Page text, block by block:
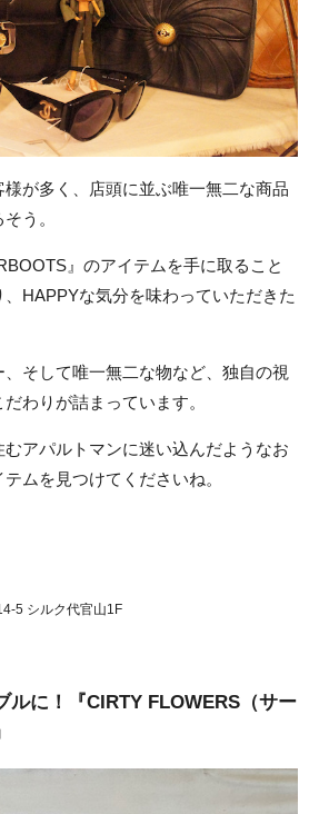
が多く、店頭に並ぶ唯一無二な商品
う。
』のアイテムを手に取ること
HAPPYな気分を味わっていただきた
そして唯一無二な物など、独自の視
わりが詰まっています。
アパルトマンに迷い込んだようなお
ムを見つけてくださいね。
5 シルク代官山1F
ルに！『CIRTY FLOWERS（サー